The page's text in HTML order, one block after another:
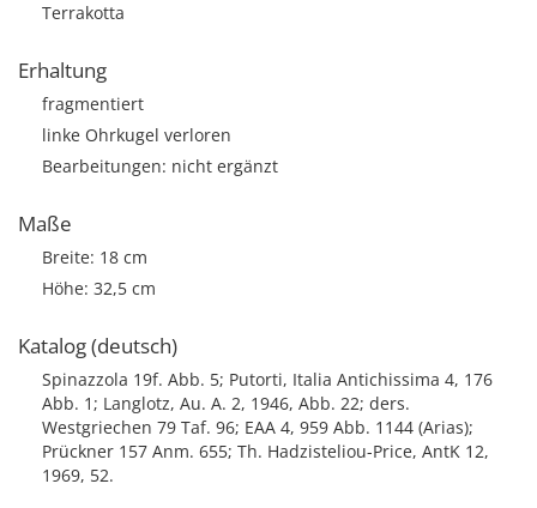
Terrakotta
Erhaltung
fragmentiert
linke Ohrkugel verloren
Bearbeitungen: nicht ergänzt
Maße
Breite: 18 cm
Höhe: 32,5 cm
Katalog (deutsch)
Spinazzola 19f. Abb. 5; Putorti, Italia Antichissima 4, 176
Abb. 1; Langlotz, Au. A. 2, 1946, Abb. 22; ders.
Westgriechen 79 Taf. 96; EAA 4, 959 Abb. 1144 (Arias);
Prückner 157 Anm. 655; Th. Hadzisteliou-Price, AntK 12,
1969, 52.